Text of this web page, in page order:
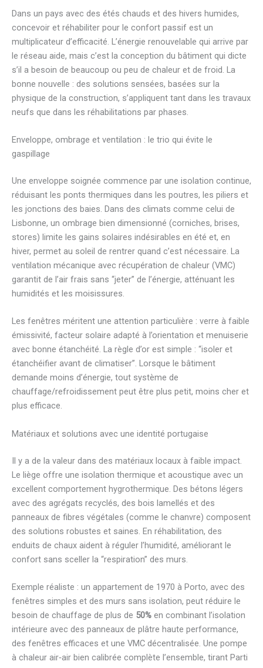
Dans un pays avec des étés chauds et des hivers humides,
concevoir et réhabiliter pour le confort passif est un
multiplicateur d’efficacité. L’énergie renouvelable qui arrive par
le réseau aide, mais c’est la conception du bâtiment qui dicte
s’il a besoin de beaucoup ou peu de chaleur et de froid. La
bonne nouvelle : des solutions sensées, basées sur la
physique de la construction, s’appliquent tant dans les travaux
neufs que dans les réhabilitations par phases.
Enveloppe, ombrage et ventilation : le trio qui évite le
gaspillage
Une enveloppe soignée commence par une isolation continue,
réduisant les ponts thermiques dans les poutres, les piliers et
les jonctions des baies. Dans des climats comme celui de
Lisbonne, un ombrage bien dimensionné (corniches, brises,
stores) limite les gains solaires indésirables en été et, en
hiver, permet au soleil de rentrer quand c’est nécessaire. La
ventilation mécanique avec récupération de chaleur (VMC)
garantit de l’air frais sans “jeter” de l’énergie, atténuant les
humidités et les moisissures.
Les fenêtres méritent une attention particulière : verre à faible
émissivité, facteur solaire adapté à l’orientation et menuiserie
avec bonne étanchéité. La règle d’or est simple : “isoler et
étanchéifier avant de climatiser”. Lorsque le bâtiment
demande moins d’énergie, tout système de
chauffage/refroidissement peut être plus petit, moins cher et
plus efficace.
Matériaux et solutions avec une identité portugaise
Il y a de la valeur dans des matériaux locaux à faible impact.
Le liège offre une isolation thermique et acoustique avec un
excellent comportement hygrothermique. Des bétons légers
avec des agrégats recyclés, des bois lamellés et des
panneaux de fibres végétales (comme le chanvre) composent
des solutions robustes et saines. En réhabilitation, des
enduits de chaux aident à réguler l’humidité, améliorant le
confort sans sceller la “respiration” des murs.
Exemple réaliste : un appartement de 1970 à Porto, avec des
fenêtres simples et des murs sans isolation, peut réduire le
besoin de chauffage de plus de 50% en combinant l’isolation
intérieure avec des panneaux de plâtre haute performance,
des fenêtres efficaces et une VMC décentralisée. Une pompe
à chaleur air‑air bien calibrée complète l’ensemble, tirant Parti